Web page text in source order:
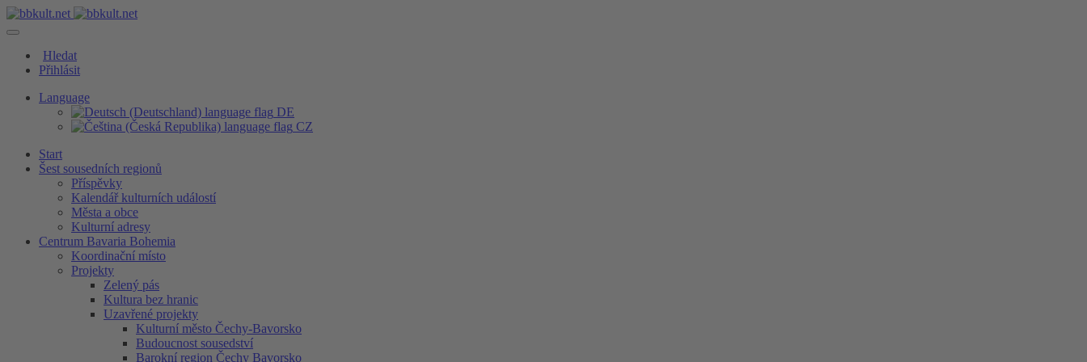
Hledat
Přihlásit
Language
DE
CZ
Start
Šest sousedních regionů
Příspěvky
Kalendář kulturních událostí
Města a obce
Kulturní adresy
Centrum Bavaria Bohemia
Koordinační místo
Projekty
Zelený pás
Kultura bez hranic
Uzavřené projekty
Kulturní město Čechy-Bavorsko
Budoucnost sousedství
Barokní region Čechy Bavorsko